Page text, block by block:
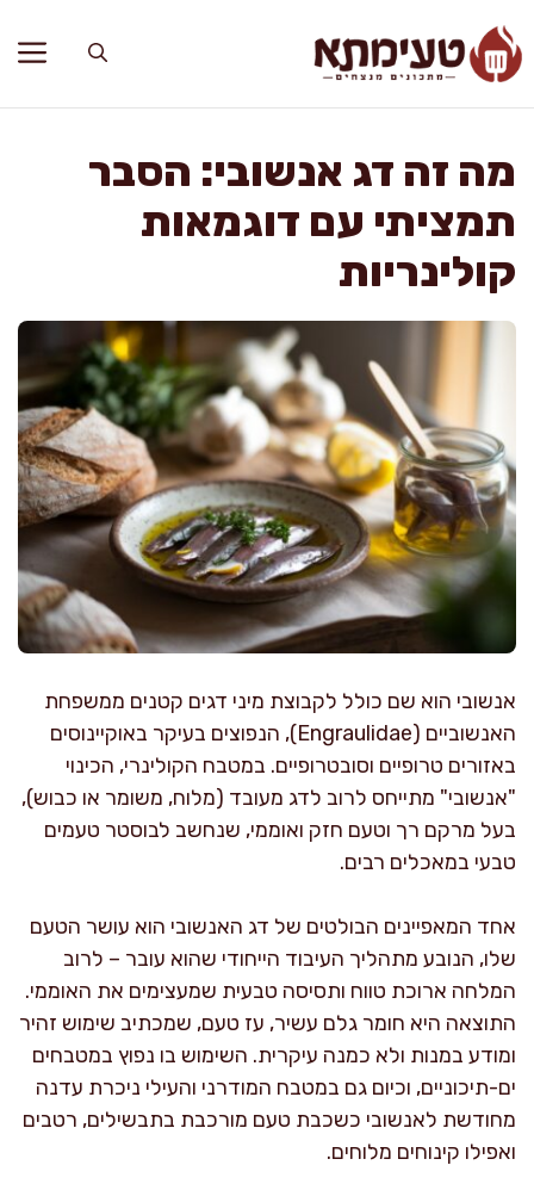
לתוכן
מה זה דג אנשובי: הסבר
תמציתי עם דוגמאות
קולינריות
אנשובי הוא שם כולל לקבוצת מיני דגים קטנים ממשפחת
האנשוביים (Engraulidae), הנפוצים בעיקר באוקיינוסים
באזורים טרופיים וסובטרופיים. במטבח הקולינרי, הכינוי
"אנשובי" מתייחס לרוב לדג מעובד (מלוח, משומר או כבוש),
בעל מרקם רך וטעם חזק ואוממי, שנחשב לבוסטר טעמים
טבעי במאכלים רבים.
אחד המאפיינים הבולטים של דג האנשובי הוא עושר הטעם
שלו, הנובע מתהליך העיבוד הייחודי שהוא עובר – לרוב
המלחה ארוכת טווח ותסיסה טבעית שמעצימים את האוממי.
התוצאה היא חומר גלם עשיר, עז טעם, שמכתיב שימוש זהיר
ומודע במנות ולא כמנה עיקרית. השימוש בו נפוץ במטבחים
ים-תיכוניים, וכיום גם במטבח המודרני והעילי ניכרת עדנה
מחודשת לאנשובי כשכבת טעם מורכבת בתבשילים, רטבים
ואפילו קינוחים מלוחים.